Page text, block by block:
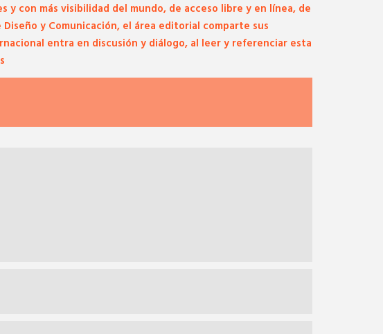
y con más visibilidad del mundo, de acceso libre y en línea, de
y Comunicación, el área editorial comparte sus
entra en discusión y diálogo, al leer y referenciar esta